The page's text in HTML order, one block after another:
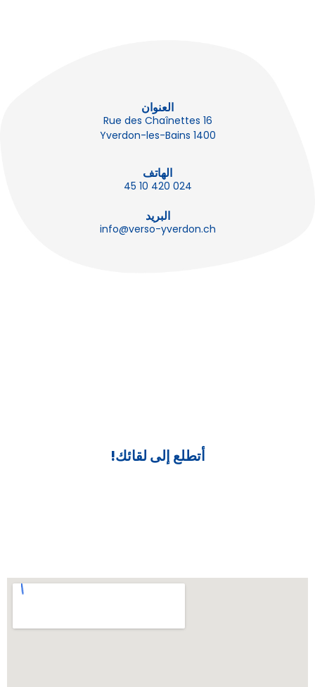
العنوان
Rue des Chaînettes 16
1400 Yverdon-les-Bains
الهاتف
024 420 10 45
البريد
info@verso-yverdon.ch
أتطلع إلى لقائك!